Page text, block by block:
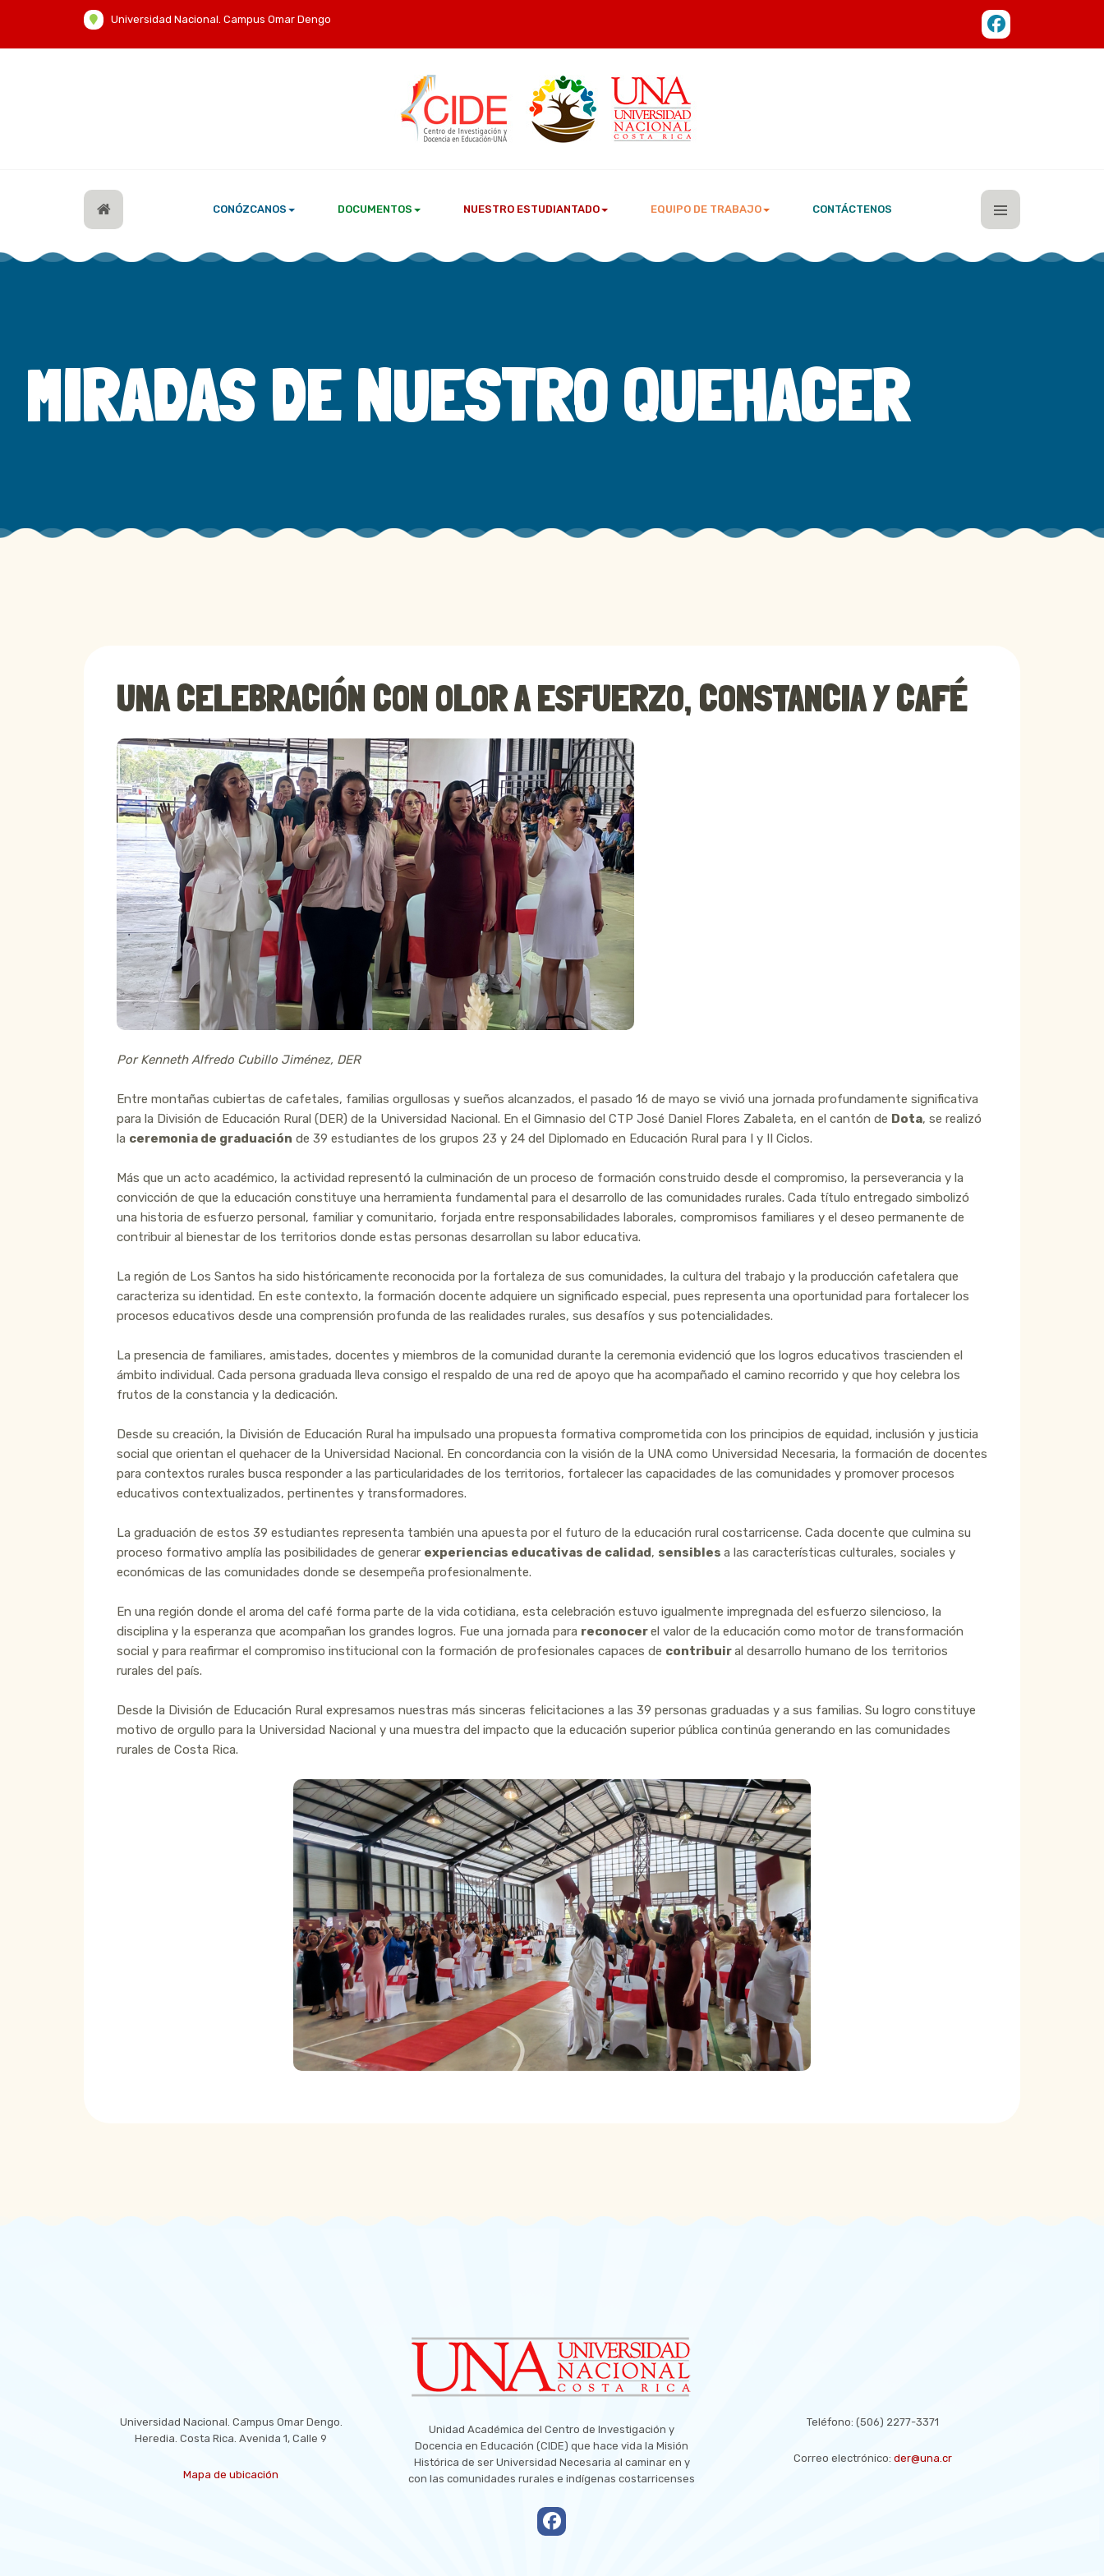
Universidad Nacional. Campus Omar Dengo
CONÓZCANOS DOCUMENTOS NUESTRO ESTUDIANTADO EQUIPO DE TRABAJO CONTÁCTENOS
MIRADAS DE NUESTRO QUEHACER
UNA CELEBRACIÓN CON OLOR A ESFUERZO, CONSTANCIA Y CAFÉ
Por Kenneth Alfredo Cubillo Jiménez, DER
Entre montañas cubiertas de cafetales, familias orgullosas y sueños alcanzados, el pasado 16 de mayo se vivió una jornada profundamente significativa
para la División de Educación Rural (DER) de la Universidad Nacional. En el Gimnasio del CTP José Daniel Flores Zabaleta, en el cantón de Dota, se realizó
la ceremonia de graduación de 39 estudiantes de los grupos 23 y 24 del Diplomado en Educación Rural para I y II Ciclos.
Más que un acto académico, la actividad representó la culminación de un proceso de formación construido desde el compromiso, la perseverancia y la
convicción de que la educación constituye una herramienta fundamental para el desarrollo de las comunidades rurales. Cada título entregado simbolizó
una historia de esfuerzo personal, familiar y comunitario, forjada entre responsabilidades laborales, compromisos familiares y el deseo permanente de
contribuir al bienestar de los territorios donde estas personas desarrollan su labor educativa.
La región de Los Santos ha sido históricamente reconocida por la fortaleza de sus comunidades, la cultura del trabajo y la producción cafetalera que
caracteriza su identidad. En este contexto, la formación docente adquiere un significado especial, pues representa una oportunidad para fortalecer los
procesos educativos desde una comprensión profunda de las realidades rurales, sus desafíos y sus potencialidades.
La presencia de familiares, amistades, docentes y miembros de la comunidad durante la ceremonia evidenció que los logros educativos trascienden el
ámbito individual. Cada persona graduada lleva consigo el respaldo de una red de apoyo que ha acompañado el camino recorrido y que hoy celebra los
frutos de la constancia y la dedicación.
Desde su creación, la División de Educación Rural ha impulsado una propuesta formativa comprometida con los principios de equidad, inclusión y justicia
social que orientan el quehacer de la Universidad Nacional. En concordancia con la visión de la UNA como Universidad Necesaria, la formación de docentes
para contextos rurales busca responder a las particularidades de los territorios, fortalecer las capacidades de las comunidades y promover procesos
educativos contextualizados, pertinentes y transformadores.
La graduación de estos 39 estudiantes representa también una apuesta por el futuro de la educación rural costarricense. Cada docente que culmina su
proceso formativo amplía las posibilidades de generar experiencias educativas de calidad, sensibles a las características culturales, sociales y
económicas de las comunidades donde se desempeña profesionalmente.
En una región donde el aroma del café forma parte de la vida cotidiana, esta celebración estuvo igualmente impregnada del esfuerzo silencioso, la
disciplina y la esperanza que acompañan los grandes logros. Fue una jornada para reconocerel valor de la educación como motor de transformación
social y para reafirmar el compromiso institucional con la formación de profesionales capaces de contribuiral desarrollo humano de los territorios
rurales del país.
Desde la División de Educación Rural expresamos nuestras más sinceras felicitaciones a las 39 personas graduadas y a sus familias. Su logro constituye
motivo de orgullo para la Universidad Nacional y una muestra del impacto que la educación superior pública continúa generando en las comunidades
rurales de Costa Rica.
Universidad Nacional. Campus Omar Dengo.
Heredia. Costa Rica. Avenida 1, Calle 9
Mapa de ubicación
Unidad Académica del Centro de Investigación y
Docencia en Educación (CIDE) que hace vida la Misión
Histórica de ser Universidad Necesaria al caminar en y
con las comunidades rurales e indígenas costarricenses
Teléfono:(506) 2277-3371
Correo electrónico:der@una.cr